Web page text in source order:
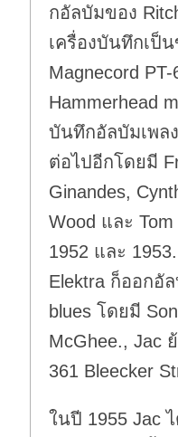
กอัลบัมของ
เครื่องบันทึกเป็
Magnecord
Hammerhead
บันทึกอัลบัมเพล
ต่อไปอีกโดยมี
Ginandes,
Wood และ
1952 และ
Elektra ก็ออกอั
blues โดยมี
McGhee., Jac
361 Bleecker
ในปี 1955 Jac